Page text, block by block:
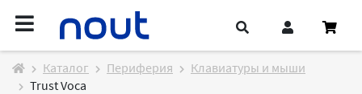
Каталог Периферия
Клавиатуры и мыши
Trust Voca